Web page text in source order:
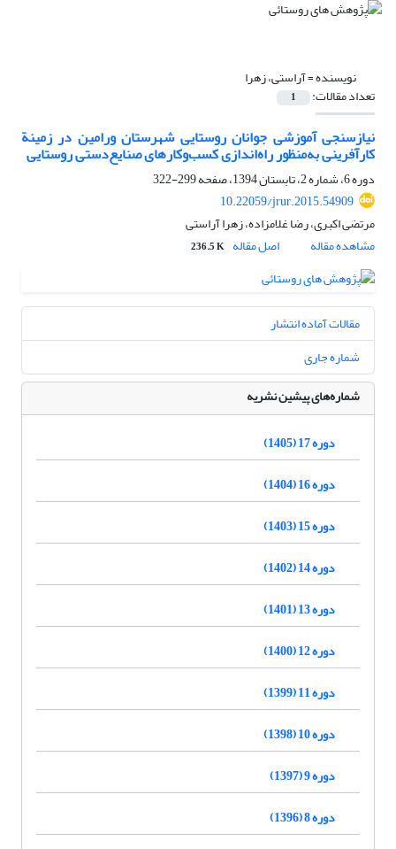
نویسنده =آراستی، زهرا
تعداد مقالات: 1
نیازسنجی آموزشی جوانان روستایی شهرستان ورامین در زمینة
کارآفرینی به‌منظور راه‌اندازی کسب‌و‌کارهای صنایع‌دستی روستایی
دوره 6، شماره 2، تابستان 1394، صفحه
299-322
10.22059/jrur.2015.54909
مرتضی اکبری، رضا غلامزاده، زهرا آراستی
مشاهده مقاله
اصل مقاله 236.5 K
مقالات آماده انتشار
شماره جاری
شماره‌های پیشین نشریه
دوره 17 (1405)
دوره 16 (1404)
دوره 15 (1403)
دوره 14 (1402)
دوره 13 (1401)
دوره 12 (1400)
دوره 11 (1399)
دوره 10 (1398)
دوره 9 (1397)
دوره 8 (1396)